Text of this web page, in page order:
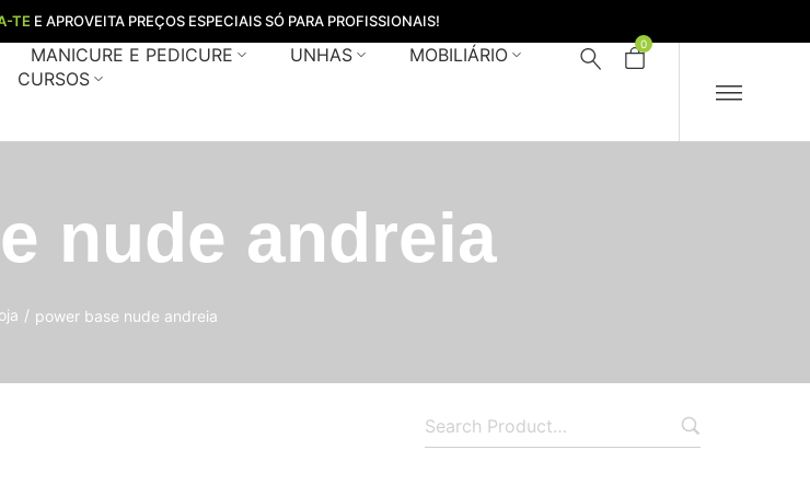
TE E APROVEITA PREÇOS ESPECIAIS SÓ PARA PROFISSIONAIS!
MANICURE E PEDICURE UNHAS
MOBILIÁRIO
CURSOS
0
nude andreia
/ power base nude andreia